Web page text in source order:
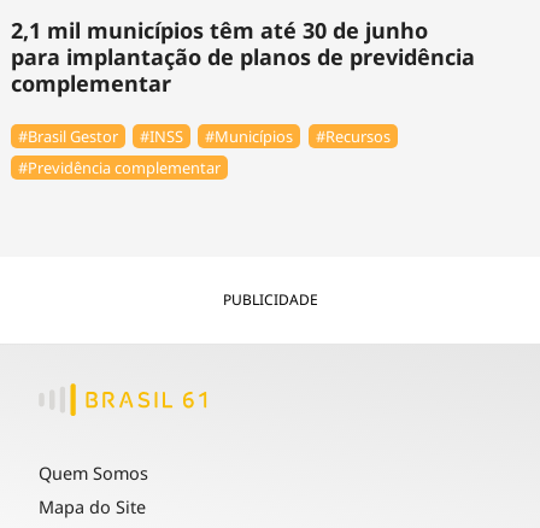
2,1 mil municípios têm até 30 de junho
para implantação de planos de previdência
complementar
#Brasil Gestor #INSS #Municípios
#Recursos
#Previdência complementar
PUBLICIDADE
Quem Somos
Mapa do Site